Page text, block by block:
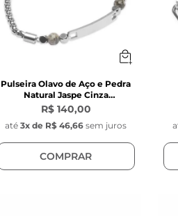
Pulseira Olavo de Aço e Pedra
Natural Jaspe Cinza
Personalizável
R$ 140,00
até 3x de R$ 46,66 sem juros
COMPRAR